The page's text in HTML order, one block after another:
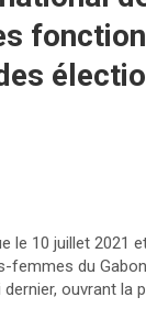
le 10 juillet
femmes du
dernier, ouvrant